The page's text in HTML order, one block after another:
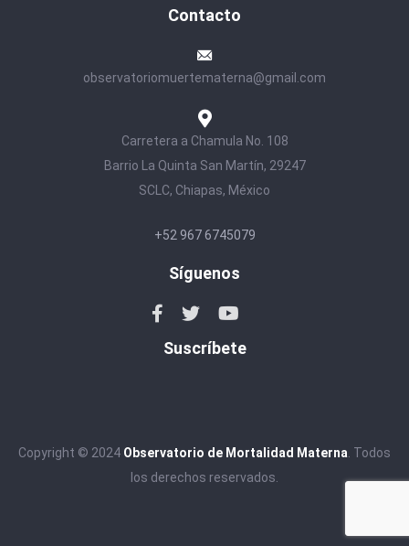
Contacto
observatoriomuertematerna@gmail.com
Carretera a Chamula No. 108
Barrio La Quinta San Martín, 29247
SCLC, Chiapas, México
+52 967 6745079
Síguenos
Suscríbete
Copyright © 2024 Observatorio de Mortalidad Materna . Todos
los derechos reservados.